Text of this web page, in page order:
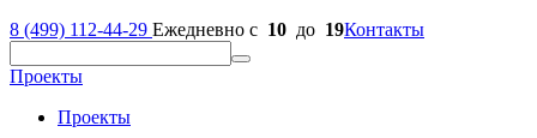
8 (499) 112-44-29 Ежедневно с 10 до 19Контакты
Проекты
Проекты